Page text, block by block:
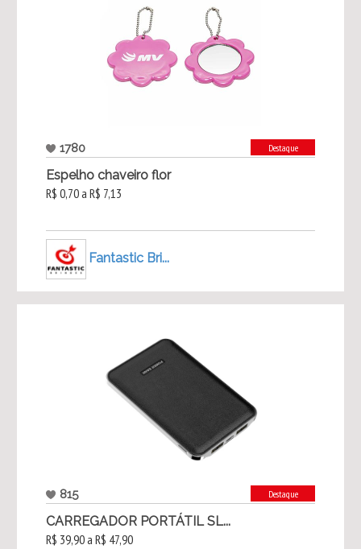
1780 Destaque
Espelho chaveiro flor
R$ 0,70 a R$ 7,13
Fantastic Bri...
815 Destaque
CARREGADOR PORTÁTIL SL...
R$ 39,90 a R$ 47,90